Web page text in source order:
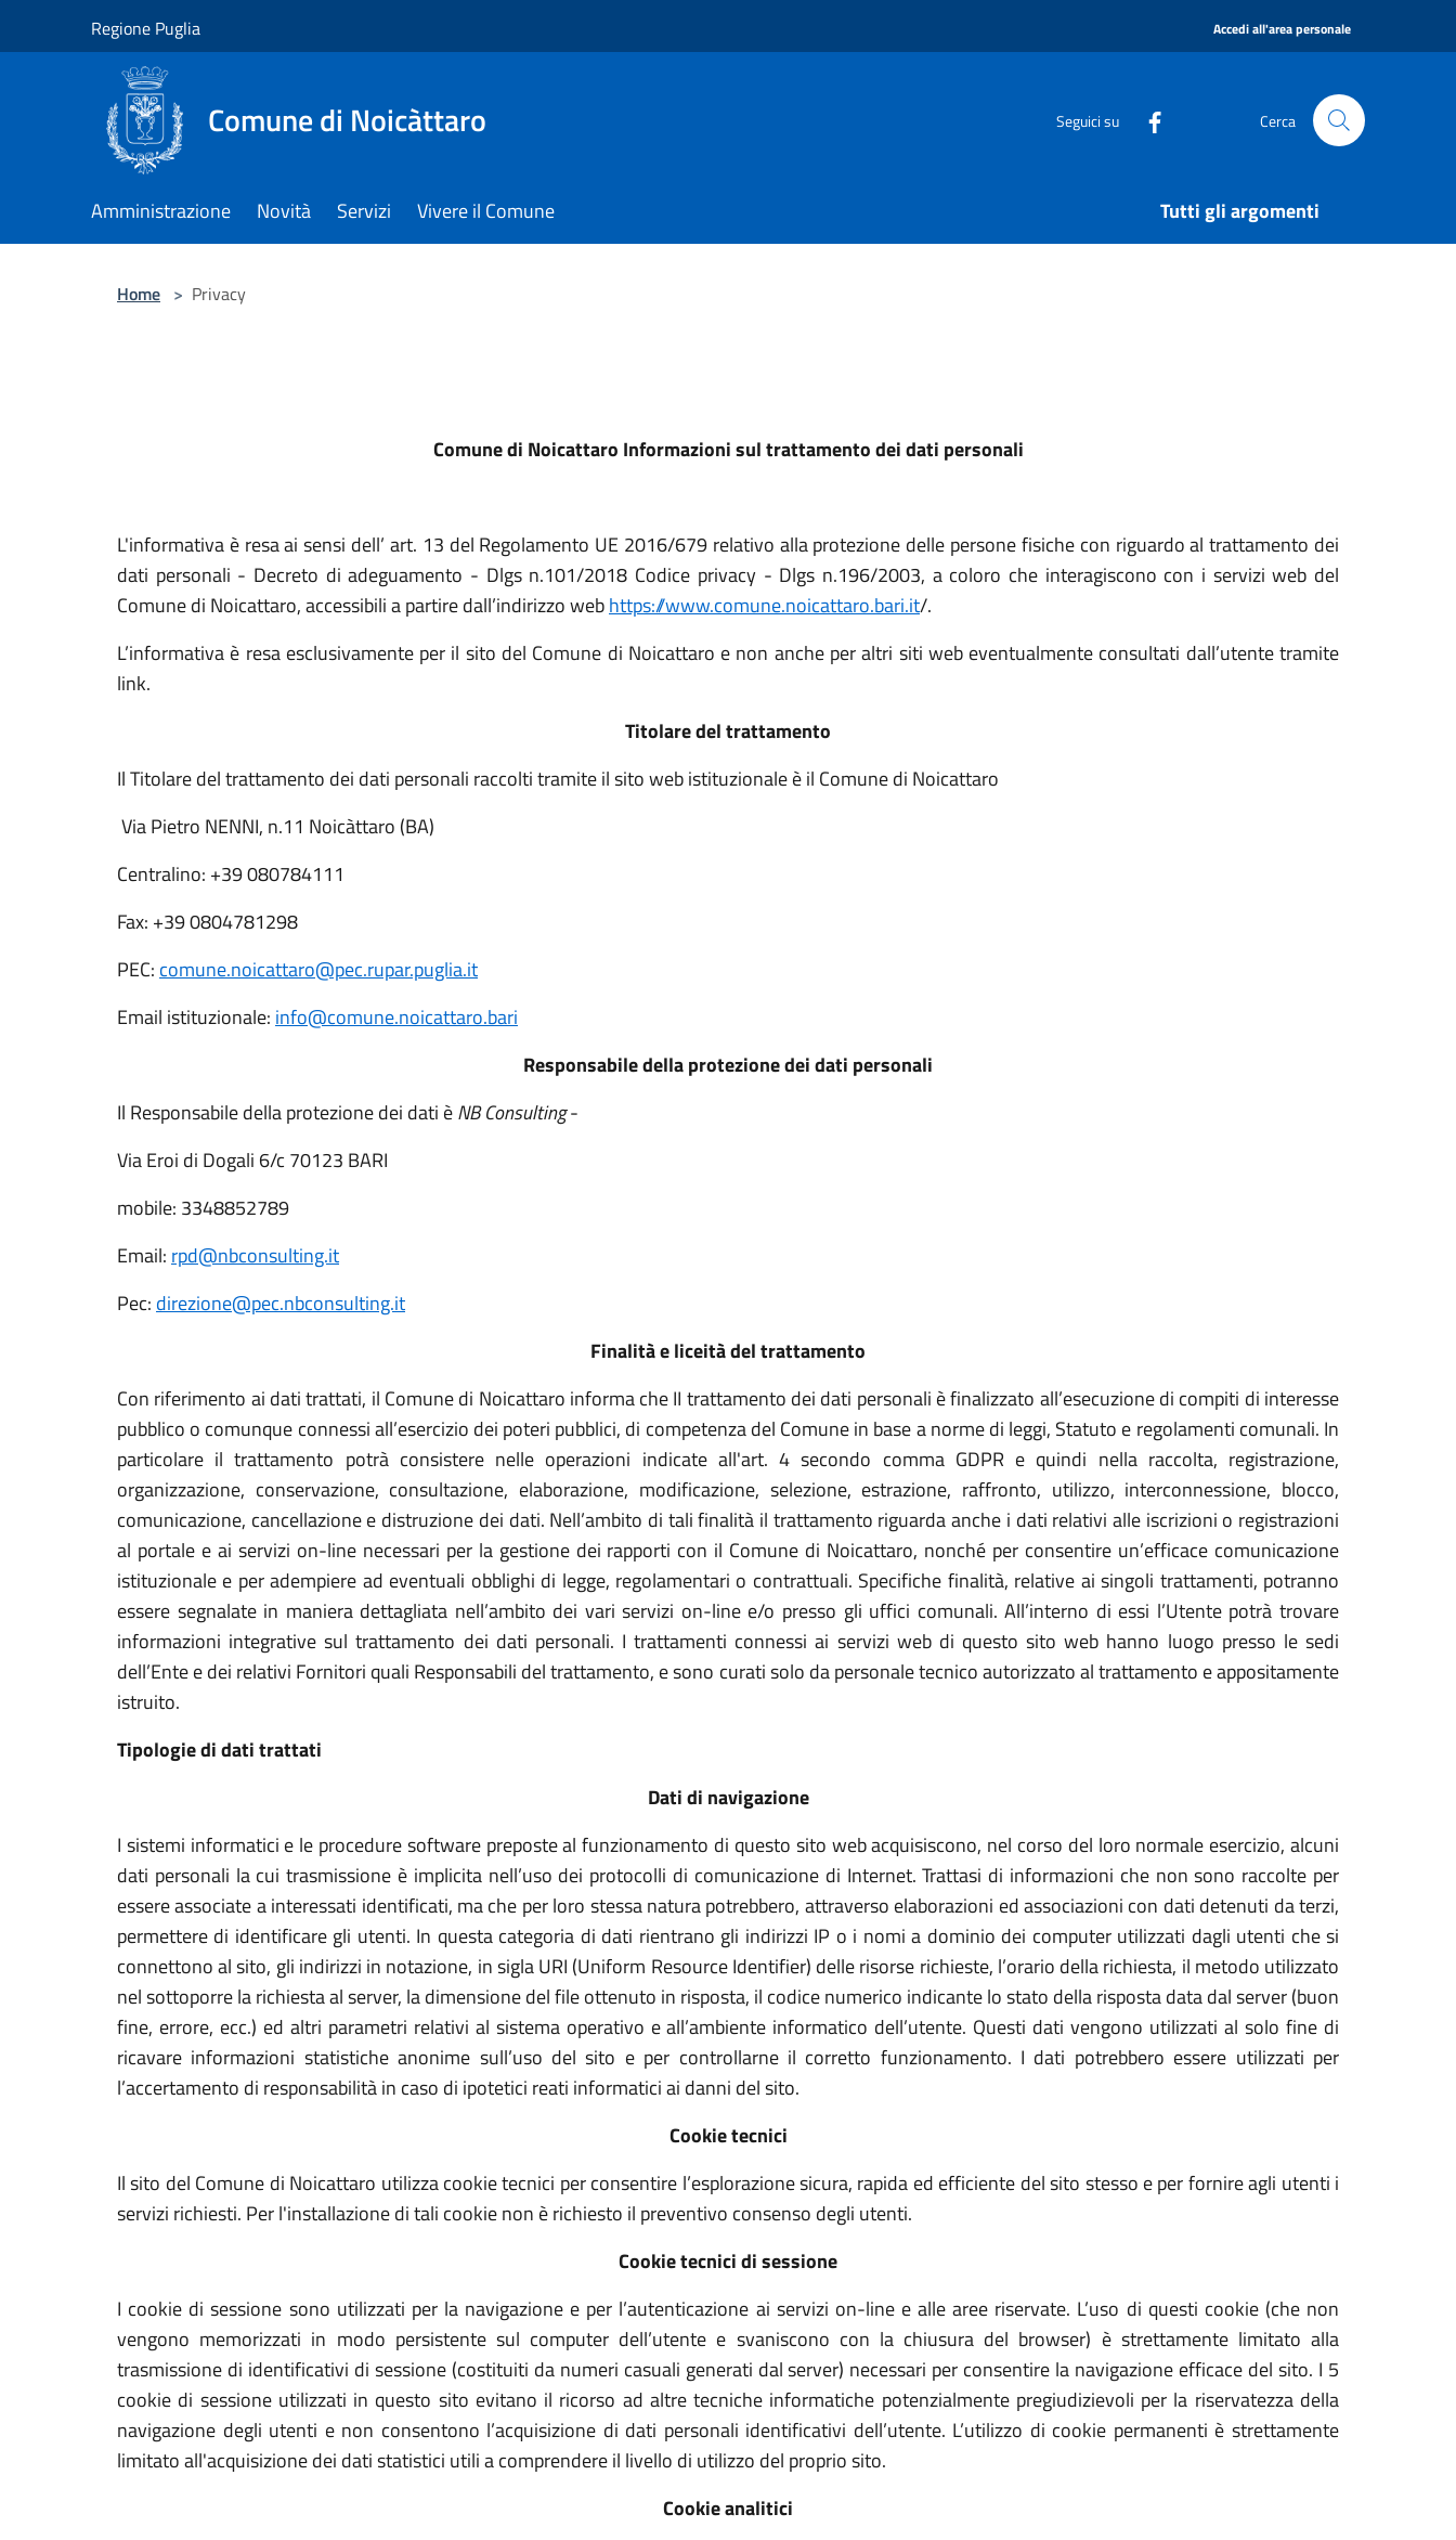
Regione Puglia Accedi all'area personale
Comune di Noicàttaro Seguici su Cerca
Amministrazione Novità Servizi Vivere il Comune Tutti gli argomenti
Home > Privacy
Comune di Noicattaro Informazioni sul trattamento dei dati personali
L'informativa è resa ai sensi dell’ art. 13 del Regolamento UE 2016/679 relativo alla protezione delle persone fisiche con riguardo al trattamento dei
dati personali - Decreto di adeguamento - Dlgs n.101/2018 Codice privacy - Dlgs n.196/2003, a coloro che interagiscono con i servizi web del
Comune di Noicattaro, accessibili a partire dall’indirizzo webhttps://www.comune.noicattaro.bari.it/.
L’informativa è resa esclusivamente per il sito del Comune di Noicattaro e non anche per altri siti web eventualmente consultati dall’utente tramite
link.
Titolare del trattamento
Il Titolare del trattamento dei dati personali raccolti tramite il sito web istituzionale è il Comune di Noicattaro
Via Pietro NENNI, n.11 Noicàttaro (BA)
Centralino: +39 080784111
Fax: +39 0804781298
PEC: comune.noicattaro@pec.rupar.puglia.it
Email istituzionale: info@comune.noicattaro.bari
Responsabile della protezione dei dati personali
Il Responsabile della protezione dei dati èNB Consulting-
Via Eroi di Dogali 6/c 70123 BARI
mobile: 3348852789
Email: rpd@nbconsulting.it
Pec: direzione@pec.nbconsulting.it
Finalità e liceità del trattamento
Con riferimento ai dati trattati, il Comune di Noicattaro informa che II trattamento dei dati personali è finalizzato all’esecuzione di compiti di interesse
pubblico o comunque connessi all’esercizio dei poteri pubblici, di competenza del Comune in base a norme di leggi, Statuto e regolamenti comunali. In
particolare il trattamento potrà consistere nelle operazioni indicate all'art. 4 secondo comma GDPR e quindi nella raccolta, registrazione,
organizzazione, conservazione, consultazione, elaborazione, modificazione, selezione, estrazione, raffronto, utilizzo, interconnessione, blocco,
comunicazione, cancellazione e distruzione dei dati. Nell’ambito di tali finalità il trattamento riguarda anche i dati relativi alle iscrizioni o registrazioni
al portale e ai servizi on-line necessari per la gestione dei rapporti con il Comune di Noicattaro, nonché per consentire un’efficace comunicazione
istituzionale e per adempiere ad eventuali obblighi di legge, regolamentari o contrattuali. Specifiche finalità, relative ai singoli trattamenti, potranno
essere segnalate in maniera dettagliata nell’ambito dei vari servizi on-line e/o presso gli uffici comunali. All’interno di essi l’Utente potrà trovare
informazioni integrative sul trattamento dei dati personali. I trattamenti connessi ai servizi web di questo sito web hanno luogo presso le sedi
dell’Ente e dei relativi Fornitori quali Responsabili del trattamento, e sono curati solo da personale tecnico autorizzato al trattamento e appositamente
istruito.
Tipologie di dati trattati
Dati di navigazione
I sistemi informatici e le procedure software preposte al funzionamento di questo sito web acquisiscono, nel corso del loro normale esercizio, alcuni
dati personali la cui trasmissione è implicita nell’uso dei protocolli di comunicazione di Internet. Trattasi di informazioni che non sono raccolte per
essere associate a interessati identificati, ma che per loro stessa natura potrebbero, attraverso elaborazioni ed associazioni con dati detenuti da terzi,
permettere di identificare gli utenti. In questa categoria di dati rientrano gli indirizzi IP o i nomi a dominio dei computer utilizzati dagli utenti che si
connettono al sito, gli indirizzi in notazione, in sigla URI (Uniform Resource Identifier) delle risorse richieste, l’orario della richiesta, il metodo utilizzato
nel sottoporre la richiesta al server, la dimensione del file ottenuto in risposta, il codice numerico indicante lo stato della risposta data dal server (buon
fine, errore, ecc.) ed altri parametri relativi al sistema operativo e all’ambiente informatico dell’utente. Questi dati vengono utilizzati al solo fine di
ricavare informazioni statistiche anonime sull’uso del sito e per controllarne il corretto funzionamento. I dati potrebbero essere utilizzati per
l’accertamento di responsabilità in caso di ipotetici reati informatici ai danni del sito.
Cookie tecnici
Il sito del Comune di Noicattaro utilizza cookie tecnici per consentire l’esplorazione sicura, rapida ed efficiente del sito stesso e per fornire agli utenti i
servizi richiesti. Per l'installazione di tali cookie non è richiesto il preventivo consenso degli utenti.
Cookie tecnici di sessione
I cookie di sessione sono utilizzati per la navigazione e per l’autenticazione ai servizi on-line e alle aree riservate. L’uso di questi cookie (che non
vengono memorizzati in modo persistente sul computer dell’utente e svaniscono con la chiusura del browser) è strettamente limitato alla
trasmissione di identificativi di sessione (costituiti da numeri casuali generati dal server) necessari per consentire la navigazione efficace del sito. I 5
cookie di sessione utilizzati in questo sito evitano il ricorso ad altre tecniche informatiche potenzialmente pregiudizievoli per la riservatezza della
navigazione degli utenti e non consentono l’acquisizione di dati personali identificativi dell’utente. L’utilizzo di cookie permanenti è strettamente
limitato all'acquisizione dei dati statistici utili a comprendere il livello di utilizzo del proprio sito.
Cookie analitici